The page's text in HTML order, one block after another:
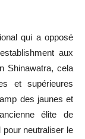
qui a opposé
aux
Shinawatra, cela
et supérieures
des jaunes et
élite de
pour neutraliser le